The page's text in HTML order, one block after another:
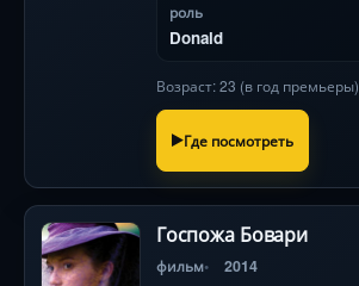
роль
Donald
Возраст: 23 (в год премьеры)
Где посмотреть
Госпожа Бовари
фильм 2014